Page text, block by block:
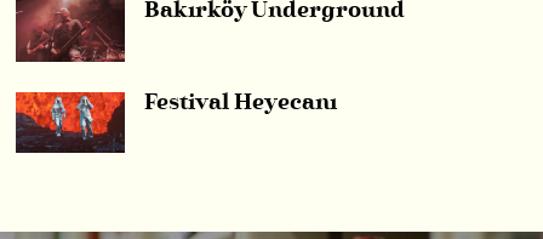
Bakırköy Underground
Festival Heyecanı